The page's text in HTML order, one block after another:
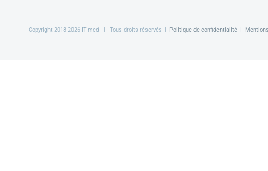
Copyright 2018-2026 IT-med | Tous droits réservés | Politique de confidentialité|